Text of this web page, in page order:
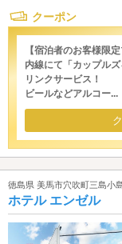
クーポン
【宿泊者のお客様限定
内線にて「カップル
リンクサービス！
ビールなどアルコー...
徳島県 美馬市穴吹町三島小
ホテル エンゼル